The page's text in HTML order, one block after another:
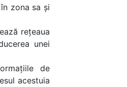
zona sa și
rețeaua
unei
de
acestuia